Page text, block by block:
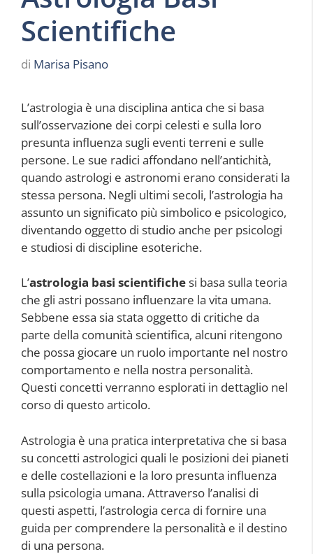
Scientifiche
di Marisa Pisano
L’astrologia è una disciplina antica che si basa
sull’osservazione dei corpi celesti e sulla loro
presunta influenza sugli eventi terreni e sulle
persone. Le sue radici affondano nell’antichità,
quando astrologi e astronomi erano considerati la
stessa persona. Negli ultimi secoli, l’astrologia ha
assunto un significato più simbolico e psicologico,
diventando oggetto di studio anche per psicologi
e studiosi di discipline esoteriche.
L’astrologia basi scientifichesi basa sulla teoria
che gli astri possano influenzare la vita umana.
Sebbene essa sia stata oggetto di critiche da
parte della comunità scientifica, alcuni ritengono
che possa giocare un ruolo importante nel nostro
comportamento e nella nostra personalità.
Questi concetti verranno esplorati in dettaglio nel
corso di questo articolo.
Astrologia è una pratica interpretativa che si basa
su concetti astrologici quali le posizioni dei pianeti
e delle costellazioni e la loro presunta influenza
sulla psicologia umana. Attraverso l’analisi di
questi aspetti, l’astrologia cerca di fornire una
guida per comprendere la personalità e il destino
di una persona.